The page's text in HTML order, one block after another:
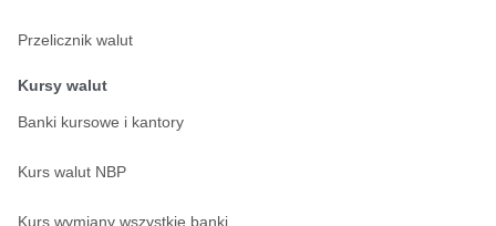
Przelicznik walut
Kursy walut
Banki kursowe i kantory
Kurs walut NBP
Kurs wymiany wszystkie banki